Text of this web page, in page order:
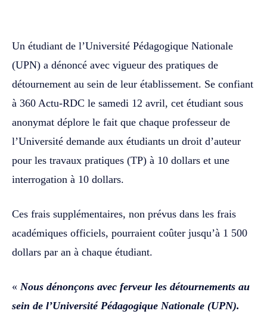
Un étudiant de l’Université Pédagogique Nationale
(UPN) a dénoncé avec vigueur des pratiques de
détournement au sein de leur établissement. Se confiant
à 360 Actu-RDC le samedi 12 avril, cet étudiant sous
anonymat déplore le fait que chaque professeur de
l’Université demande aux étudiants un droit d’auteur
pour les travaux pratiques (TP) à 10 dollars et une
interrogation à 10 dollars.
Ces frais supplémentaires, non prévus dans les frais
académiques officiels, pourraient coûter jusqu’à 1 500
dollars par an à chaque étudiant.
« Nous dénonçons avec ferveur les détournements au
sein de l’Université Pédagogique Nationale (UPN).